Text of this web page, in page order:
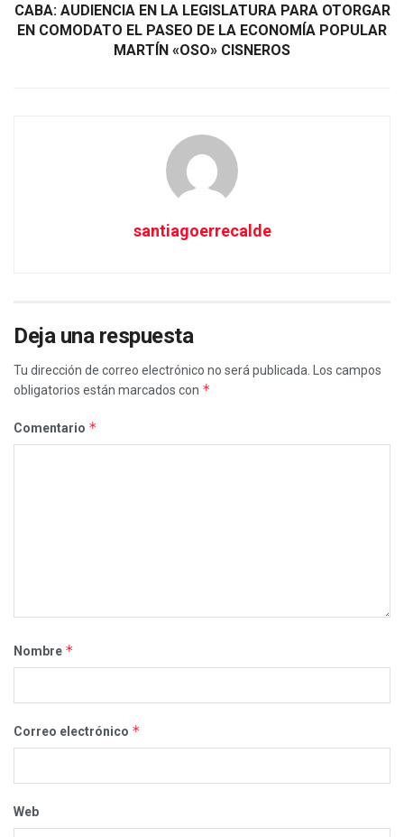
CABA: AUDIENCIA EN LA LEGISLATURA PARA OTORGAR
EN COMODATO EL PASEO DE LA ECONOMÍA POPULAR
MARTÍN «OSO» CISNEROS
santiagoerrecalde
Deja una respuesta
Tu dirección de correo electrónico no será publicada.
Los campos
obligatorios están marcados con *
Comentario *
Nombre *
Correo electrónico *
Web